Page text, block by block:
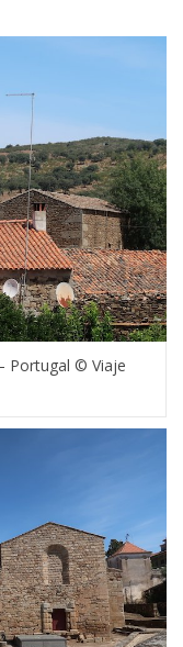
Portugal © Viaje